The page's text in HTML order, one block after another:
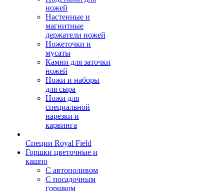
ножей
Настенные и
магнитные
держатели ножей
Ножеточки и
мусаты
Камни для заточки
ножей
Ножи и наборы
для сыра
Ножи для
специальной
нарезки и
карвинга
Специи Royal Field
Горшки цветочные и
кашпо
С автополивом
С посадочным
горшком